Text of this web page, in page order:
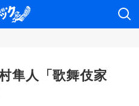
隼人「歌舞伎家